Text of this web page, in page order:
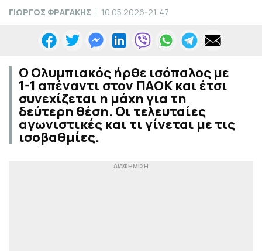
ΓΙΩΡΓΟΣ ΦΡΑΓΑΚΗΣ 10.05.2026-21:47
Ο Ολυμπιακός ήρθε ισόπαλος με
1-1 απέναντι στον ΠΑΟΚ και έτσι
συνεχίζεται η μάχη για τη
δεύτερη θέση. Οι τελευταίες
αγωνιστικές και τι γίνεται με τις
ισοβαθμίες.